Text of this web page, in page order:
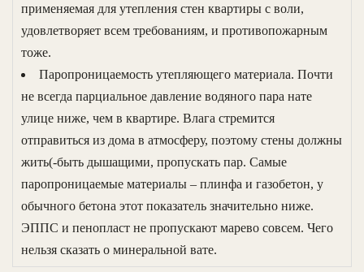
применяемая для утепления стен квартиры с воли,
удовлетворяет всем требованиям, и противопожарным
тоже.
Паропроницаемость утепляющего материала. Почти
не всегда парциальное давление водяного пара нате
улице ниже, чем в квартире. Влага стремится
отправиться из дома в атмосферу, поэтому стены должны
жить(-быть дышащими, пропускать пар. Самые
паропроницаемые материалы – плинфа и газобетон, у
обычного бетона этот показатель значительно ниже.
ЭППС и пенопласт не пропускают марево совсем. Чего
нельзя сказать о минеральной вате.